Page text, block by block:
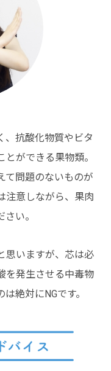
、抗酸化物質やビタ
ができる果物類。
て問題のないものが
注意しながら、果肉
い。
思いますが、芯は必
を発生させる中毒物
絶対にNGです。